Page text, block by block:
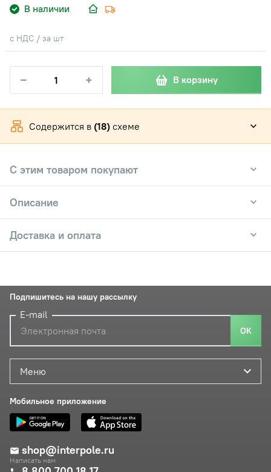
В наличии
с НДС / за шт
− + В корзину
Содержится в (18) схеме
С этим товаром покупают
Описание
Доставка и оплата
Меню
Мобильное приложение
shop@interpole.ru
Написать нам
Подпишитесь на нашу рассылку
E-mail
ОК